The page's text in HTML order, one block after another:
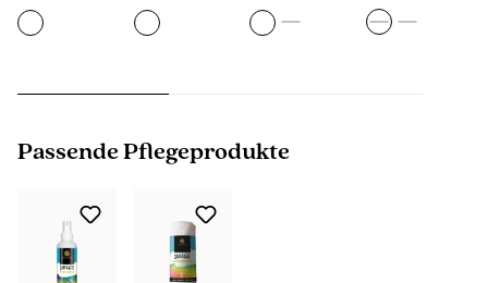
Produktgalerie überspringen
Passende Pflegeprodukte